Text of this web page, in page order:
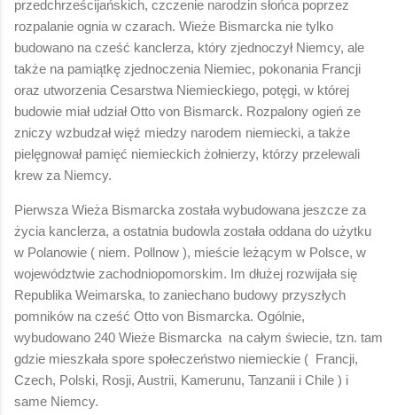
przedchrześcijańskich, czczenie narodzin słońca poprzez
rozpalanie ognia w czarach. Wieże Bismarcka nie tylko
budowano na cześć kanclerza, który zjednoczył Niemcy, ale
także na pamiątkę zjednoczenia Niemiec, pokonania Francji
oraz utworzenia Cesarstwa Niemieckiego, potęgi, w której
budowie miał udział Otto von Bismarck. Rozpalony ogień ze
zniczy wzbudzał więź miedzy narodem niemiecki, a także
pielęgnował pamięć niemieckich żołnierzy, którzy przelewali
krew za Niemcy.
Pierwsza Wieża Bismarcka została wybudowana jeszcze za
życia kanclerza, a ostatnia budowla została oddana do użytku
w Polanowie ( niem. Pollnow ), mieście leżącym w Polsce, w
województwie zachodniopomorskim. Im dłużej rozwijała się
Republika Weimarska, to zaniechano budowy przyszłych
pomników na cześć Otto von Bismarcka. Ogólnie,
wybudowano 240 Wieże Bismarcka na całym świecie, tzn. tam
gdzie mieszkała spore społeczeństwo niemieckie ( Francji,
Czech, Polski, Rosji, Austrii, Kamerunu, Tanzanii i Chile ) i
same Niemcy.